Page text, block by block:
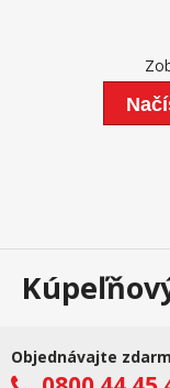
Objednávajte